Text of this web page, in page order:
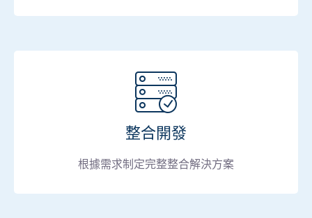
整合開發
根據需求制定完整整合解決方案